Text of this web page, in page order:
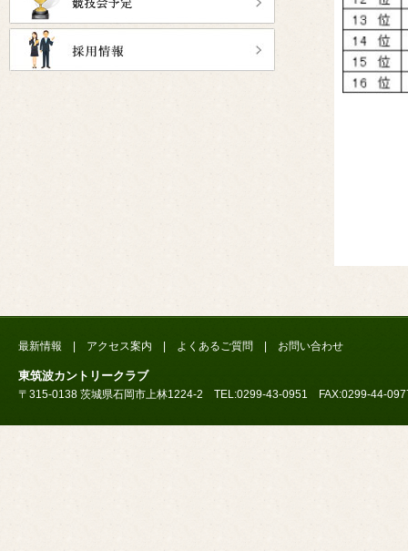
最新情報 アクセス案内 よくあるご質問 お問い合わせ
東筑波カントリークラブ
〒315-0138 茨城県石岡市上林1224-2 TEL:0299-43-0951 FAX:0299-44-